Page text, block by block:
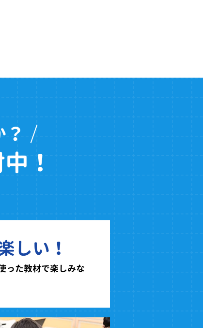
！
しい！
った教材で楽しみな